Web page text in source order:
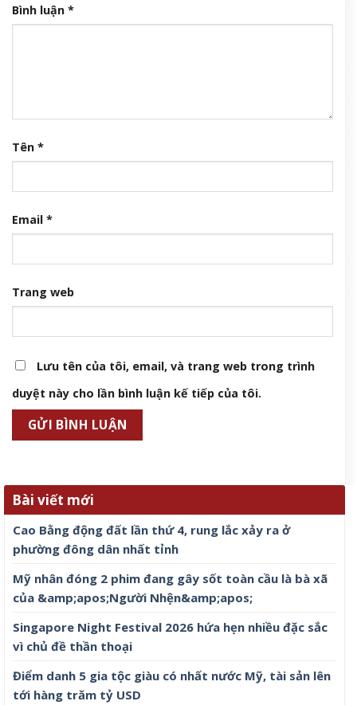
Bình luận *
Tên *
Email *
Trang web
Lưu tên của tôi, email, và trang web trong trình
duyệt này cho lần bình luận kế tiếp của tôi.
Bài viết mới
Cao Bằng động đất lần thứ 4, rung lắc xảy ra ở
phường đông dân nhất tỉnh
Mỹ nhân đóng 2 phim đang gây sốt toàn cầu là bà xã
của &amp;apos;Người Nhện&amp;apos;
Singapore Night Festival 2026 hứa hẹn nhiều đặc sắc
vì chủ đề thần thoại
Điểm danh 5 gia tộc giàu có nhất nước Mỹ, tài sản lên
tới hàng trăm tỷ USD